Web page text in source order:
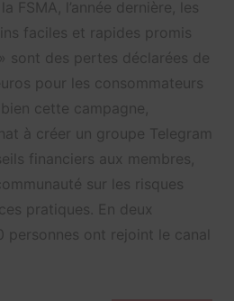
FSMA, l’année dernière, les
faciles et rapides promis
sont des pertes déclarées de
pour les consommateurs
cette campagne,
à créer un groupe Telegram
financiers aux membres,
sur les risques
pratiques. En deux
personnes ont rejoint le canal